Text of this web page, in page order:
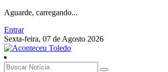
Aguarde, carregando...
Entrar
Sexta-feira, 07 de Agosto 2026